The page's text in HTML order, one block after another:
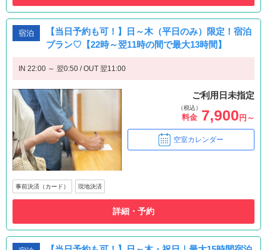
宿泊
【当日予約も可！】日～木（平日のみ）限定！宿泊
プラン♡【22時～翌11時の間で最大13時間】
IN 22:00 ～ 翌0:50 / OUT 翌11:00
ご利用日未指定
（税込）
料金 7,900 円～
空室カレンダー
事前決済（カード） 現地決済
詳細・予約